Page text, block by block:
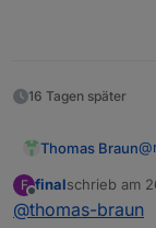
+
+
Objects:
/
/
/
16 Tagen später
Thomas Braun@
F
Offline
finalschrieb am
zuletzt
@thomas-braun